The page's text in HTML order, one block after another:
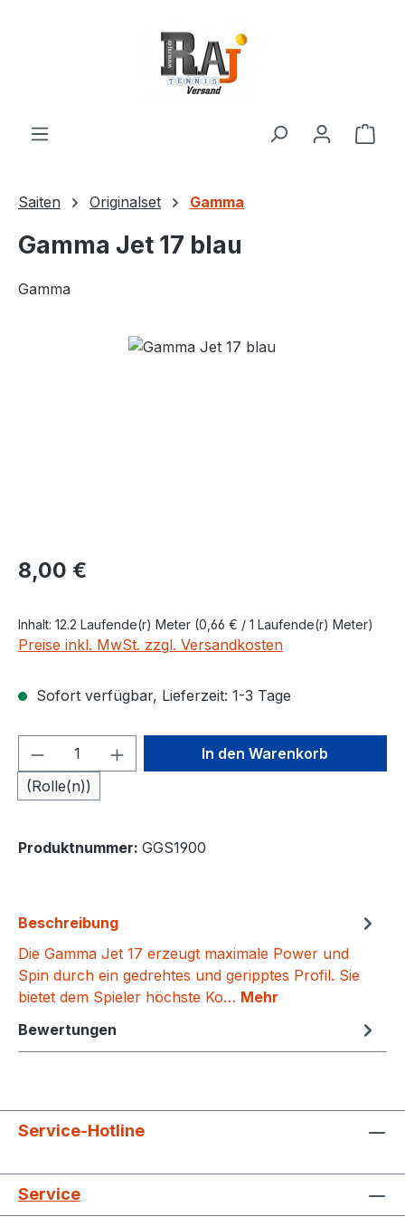
Saiten Originalset Gamma
Gamma Jet 17 blau
Gamma
Regulärer Preis:
8,00 €
Inhalt: 12.2 Laufende(r) Meter (0,66 € / 1 Laufende(r) Meter)
Preise inkl. MwSt. zzgl. Versandkosten
Sofort verfügbar, Lieferzeit: 1-3 Tage
Produkt Anzahl: Gib den
(Rolle(n))
In den Warenkorb
Produktnummer: GGS1900
Beschreibung
Die Gamma Jet 17 erzeugt maximale Power und
Spin durch ein gedrehtes und geripptes Profil. Sie
bietet dem Spieler höchste Ko… Mehr
Bewertungen
Service-Hotline
Service